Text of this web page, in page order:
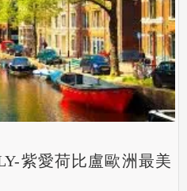
紫愛荷比盧歐洲最美